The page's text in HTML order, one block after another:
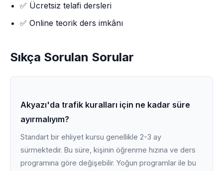
✅ Ücretsiz telafi dersleri
✅ Online teorik ders imkânı
Sıkça Sorulan Sorular
Akyazı'da trafik kuralları için ne kadar süre
ayırmalıyım?
Standart bir ehliyet kursu genellikle 2-3 ay
sürmektedir. Bu süre, kişinin öğrenme hızına ve ders
programına göre değişebilir. Yoğun programlar ile bu